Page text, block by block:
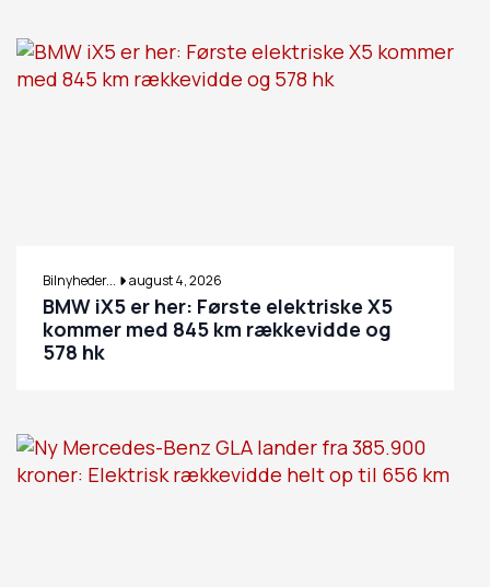
Bilnyheder... august 4, 2026
BMW iX5 er her: Første elektriske X5
kommer med 845 km rækkevidde og
578 hk